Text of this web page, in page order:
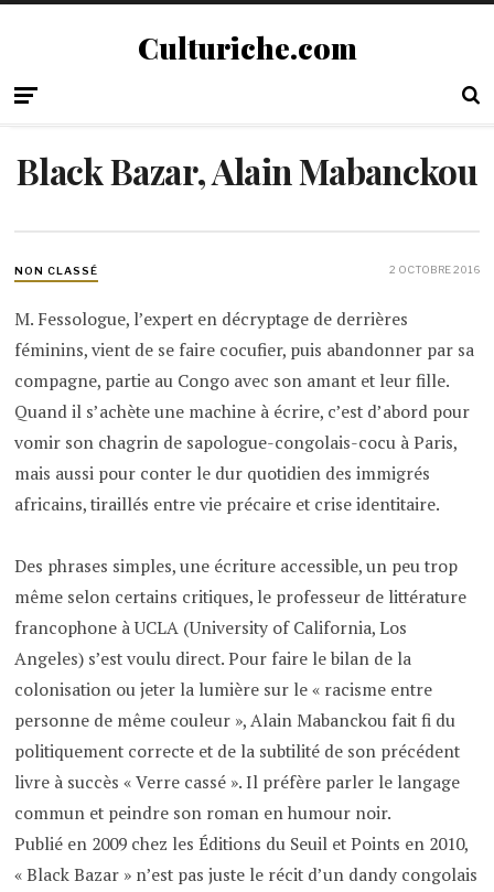
Culturiche.com
Black Bazar, Alain Mabanckou
NON CLASSÉ 2 OCTOBRE 2016
M. Fessologue, l’expert en décryptage de derrières
féminins, vient de se faire cocufier, puis abandonner par sa
compagne, partie au Congo avec son amant et leur fille.
Quand il s’achète une machine à écrire, c’est d’abord pour
vomir son chagrin de sapologue-congolais-cocu à Paris,
mais aussi pour conter le dur quotidien des immigrés
africains, tiraillés entre vie précaire et crise identitaire.
Des phrases simples, une écriture accessible, un peu trop
même selon certains critiques, le professeur de littérature
francophone à UCLA (University of California, Los
Angeles) s’est voulu direct. Pour faire le bilan de la
colonisation ou jeter la lumière sur le « racisme entre
personne de même couleur », Alain Mabanckou fait fi du
politiquement correcte et de la subtilité de son précédent
livre à succès « Verre cassé ». Il préfère parler le langage
commun et peindre son roman en humour noir.
Publié en 2009 chez les Éditions du Seuil et Points en 2010,
« Black Bazar » n’est pas juste le récit d’un dandy congolais